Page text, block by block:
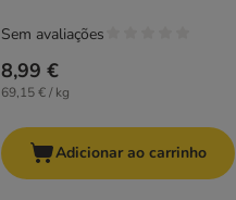
8,99 €
69,15 € / kg
Sem avaliações
Adicionar ao carrinho